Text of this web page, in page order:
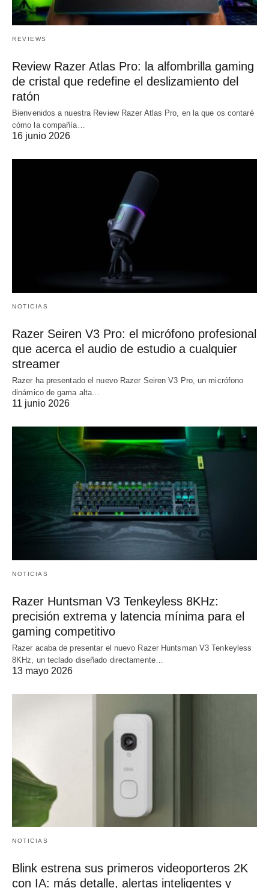
REVIEWS
Review Razer Atlas Pro: la alfombrilla gaming
de cristal que redefine el deslizamiento del
ratón
Bienvenidos a nuestra Review Razer Atlas Pro, en la que os contaré
cómo la compañía…
16 junio 2026
NOTICIAS
Razer Seiren V3 Pro: el micrófono profesional
que acerca el audio de estudio a cualquier
streamer
Razer ha presentado el nuevo Razer Seiren V3 Pro, un micrófono
dinámico de gama alta…
11 junio 2026
NOTICIAS
Razer Huntsman V3 Tenkeyless 8KHz:
precisión extrema y latencia mínima para el
gaming competitivo
Razer acaba de presentar el nuevo Razer Huntsman V3 Tenkeyless
8KHz, un teclado diseñado directamente…
13 mayo 2026
NOTICIAS
Blink estrena sus primeros videoporteros 2K
con IA: más detalle, alertas inteligentes y